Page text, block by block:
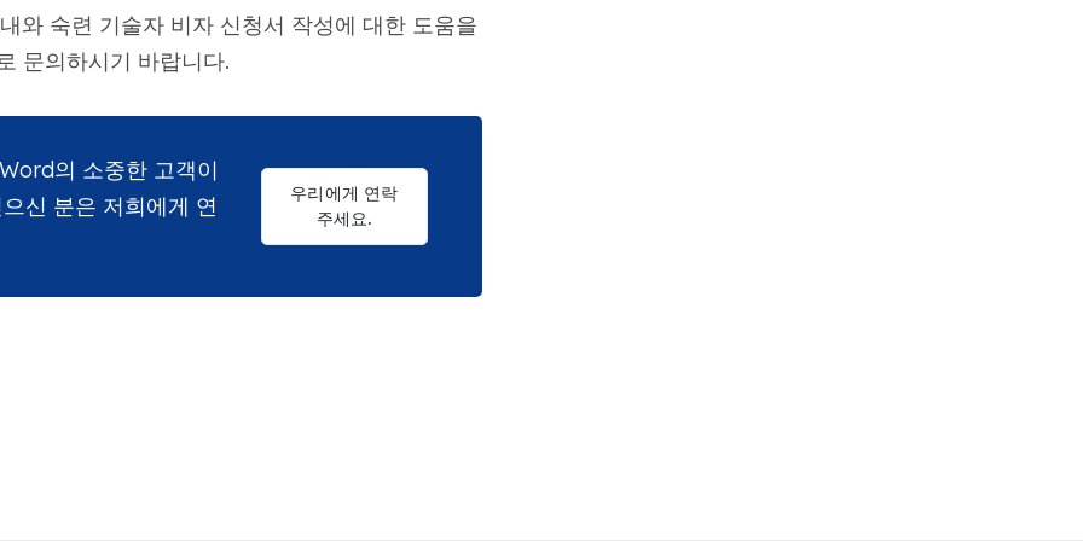
와 숙련 기술자 비자 신청서 작성에 대한 도움을
문의하시기 바랍니다.
의 소중한 고객이
신 분은 저희에게 연
우리에게 연락
주세요.